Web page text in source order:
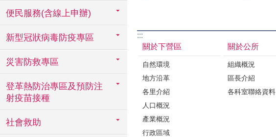
便民服務(含線上申辦)
新型冠狀病毒防疫專區
災害防救專區
登革熱防治專區及預防注
射疫苗接種
社會救助
:::
關於下營區
自然環境
地方沿革
各里介紹
人口概況
產業概況
行政區域
關於公所
組織概況
區長介紹
各科室聯絡資料